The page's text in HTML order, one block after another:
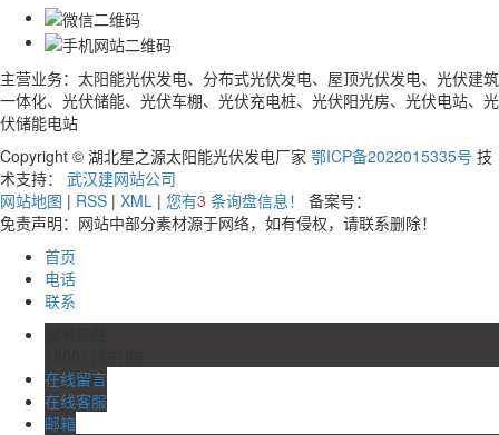
主营业务：太阳能光伏发电、分布式光伏发电、屋顶光伏发电、光伏建筑
一体化、光伏储能、光伏车棚、光伏充电桩、光伏阳光房、光伏电站、光
伏储能电站
Copyright © 湖北星之源太阳能光伏发电厂家 鄂ICP备2022015335号 技
术支持： 武汉建网站公司
网站地图 | RSS | XML | 您有3 条询盘信息！
备案号：
免责声明：网站中部分素材源于网络，如有侵权，请联系删除！
首页
电话
联系
在线留言
在线客服
邮箱